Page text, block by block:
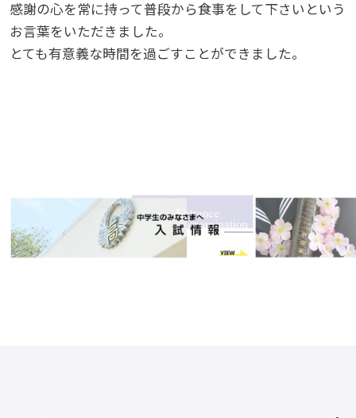
感謝の心を常に持って普段から食事をして下さいという
お言葉をいただきました。
とても有意義な時間を過ごすことができました。